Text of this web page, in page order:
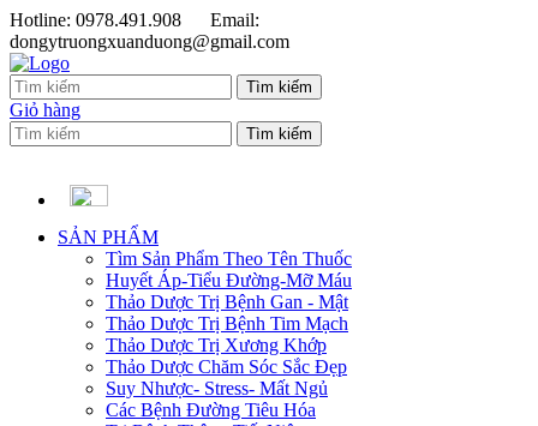
Hotline: 0978.491.908
Email:
dongytruongxuanduong@gmail.com
Giỏ hàng
SẢN PHẨM
Tìm Sản Phẩm Theo Tên Thuốc
Huyết Áp-Tiểu Đường-Mỡ Máu
Thảo Dược Trị Bệnh Gan - Mật
Thảo Dược Trị Bệnh Tim Mạch
Thảo Dược Trị Xương Khớp
Thảo Dược Chăm Sóc Sắc Đẹp
Suy Nhược- Stress- Mất Ngủ
Các Bệnh Đường Tiêu Hóa